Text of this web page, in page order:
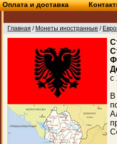
Оплата и доставка
Главная / Монеты иностранные /
с
В